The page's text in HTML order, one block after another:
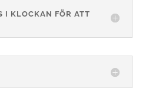
I KLOCKAN FÖR ATT